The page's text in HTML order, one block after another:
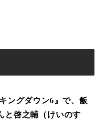
ングダウン6』で、飯
と啓之輔（けいのす